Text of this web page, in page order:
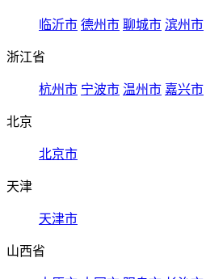
临沂市 德州市 聊城市 滨州市
浙江省
杭州市 宁波市 温州市 嘉兴市
北京
北京市
天津
天津市
山西省